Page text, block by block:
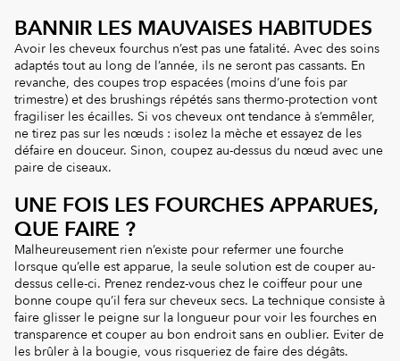
BANNIR LES MAUVAISES HABITUDES
Avoir les cheveux fourchus n’est pas une fatalité. Avec des soins
adaptés tout au long de l’année, ils ne seront pas cassants. En
revanche, des coupes trop espacées (moins d’une fois par
trimestre) et des brushings répétés sans thermo-protection vont
fragiliser les écailles. Si vos cheveux ont tendance à s’emmêler,
ne tirez pas sur les nœuds : isolez la mèche et essayez de les
défaire en douceur. Sinon, coupez au-dessus du nœud avec une
paire de ciseaux.
UNE FOIS LES FOURCHES APPARUES,
QUE FAIRE ?
Malheureusement rien n’existe pour refermer une fourche
lorsque qu’elle est apparue, la seule solution est de couper au-
dessus celle-ci. Prenez rendez-vous chez le coiffeur pour une
bonne coupe qu’il fera sur cheveux secs. La technique consiste à
faire glisser le peigne sur la longueur pour voir les fourches en
transparence et couper au bon endroit sans en oublier. Eviter de
les brûler à la bougie, vous risqueriez de faire des dégâts.